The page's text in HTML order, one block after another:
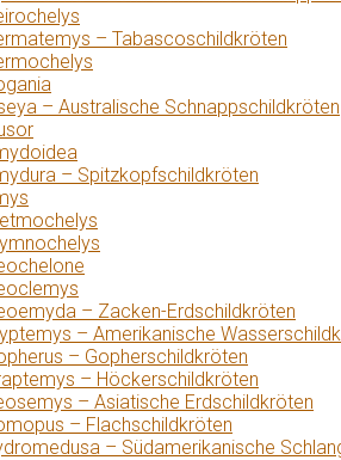
– Tabascoschildkröten
– Australische Schnappschildkröten
– Spitzkopfschildkröten
– Zacken-Erdschildkröten
– Amerikanische
– Gopherschildkröten
– Höckerschildkröten
– Asiatische Erdschildkröten
– Flachschildkröten
– Südamerikanische